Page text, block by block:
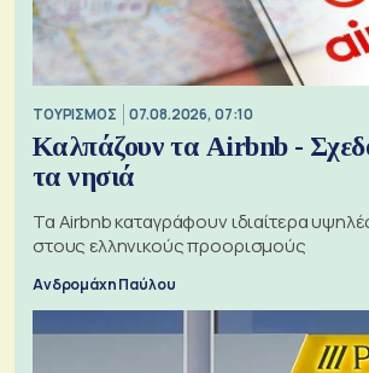
ΤΟΥΡΙΣΜΟΣ 07.08.2026, 07:10
Καλπάζουν τα Airbnb -
τα νησιά
Τα Airbnb καταγράφουν ιδιαίτερα
στους ελληνικούς προορισμούς
Ανδρομάχη Παύλου